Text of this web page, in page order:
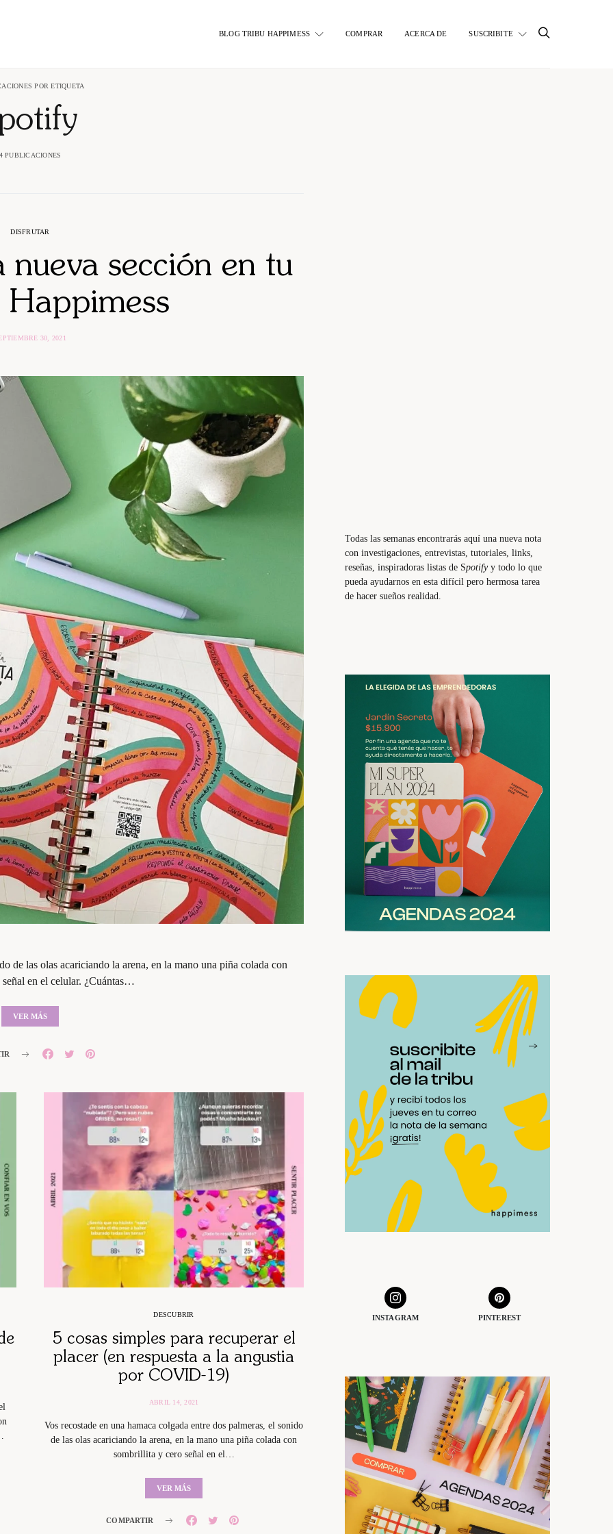
BLOG TRIBU HAPPIMESS COMPRAR ACERCA DE SUSCRIBITE
POR ETIQUETA
PUBLICACIONES
DISFRUTAR
sección en tu
Happimess
30, 2021
de las olas acariciando la arena, en la mano una piña colada con
en el celular. ¿Cuántas…
VER MÁS
DESCUBRIR
5 cosas simples para recuperar el
placer (en respuesta a la angustia
por COVID-19)
ABRIL 14, 2021
Vos recostade en una hamaca colgada entre dos palmeras, el sonido
de las olas acariciando la arena, en la mano una piña colada con
sombrillita y cero señal en el…
VER MÁS
COMPARTIR
Todas las semanas encontrarás aquí una nueva nota
con investigaciones, entrevistas, tutoriales, links,
reseñas, inspiradoras listas de Spotify y todo lo que
pueda ayudarnos en esta difícil pero hermosa tarea
de hacer sueños realidad.
INSTAGRAM PINTEREST